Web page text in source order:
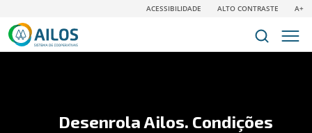
ACESSIBILIDADE ALTO CONTRASTE A+
Desenrola Ailos. Condições